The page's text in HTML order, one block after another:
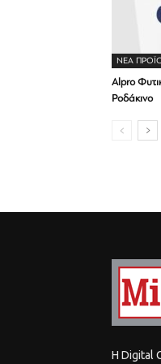
ΝΕΑ
Alpro
Ροδάκινο
Η Digital